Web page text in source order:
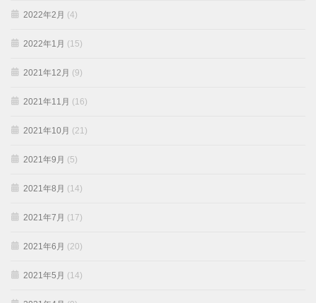
2022年2月 (4)
2022年1月 (15)
2021年12月 (9)
2021年11月 (16)
2021年10月 (21)
2021年9月 (5)
2021年8月 (14)
2021年7月 (17)
2021年6月 (20)
2021年5月 (14)